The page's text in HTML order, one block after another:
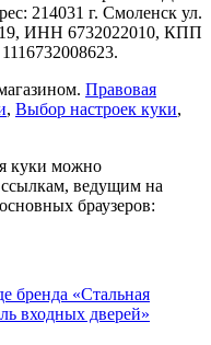
214031 г. Смоленск ул.
ИНН 6732022010, КПП
Правовая
, Выбор настроек куки,
куки можно
ведущим на
браузеров:
бренда «Стальная
входных дверей»